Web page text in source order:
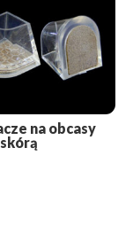
na obcasy